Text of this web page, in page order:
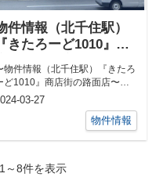
件情報（北千住駅）
『きたろーど1010』商
物件情報（北千住駅）『きたろ
ど1010』商店街の路面店〜北
住駅の一等地といえば西口から
03-27
物件情報
1～8件を表示